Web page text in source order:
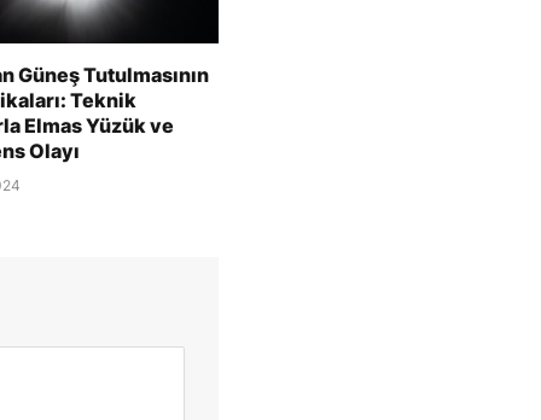
Güneş Tutulmasının
Teknik
Elmas Yüzük ve
Olayı